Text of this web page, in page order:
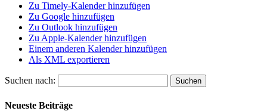
Zu Timely-Kalender hinzufügen
Zu Google hinzufügen
Zu Outlook hinzufügen
Zu Apple-Kalender hinzufügen
Einem anderen Kalender hinzufügen
Als XML exportieren
Suchen nach:
Neueste Beiträge